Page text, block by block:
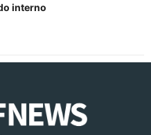
interno